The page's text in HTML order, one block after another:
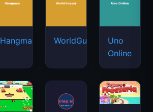
Hangman WorldGuessr
Uno
Online